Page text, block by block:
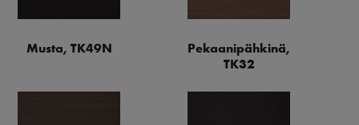
Musta, TK49N
Pekaanipähkinä,
TK32